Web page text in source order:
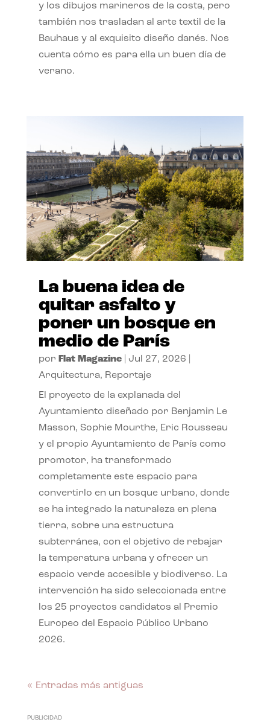
y los dibujos marineros de la costa, pero
también nos trasladan al arte textil de la
Bauhaus y al exquisito diseño danés. Nos
cuenta cómo es para ella un buen día de
verano.
La buena idea de
quitar asfalto y
poner un bosque en
medio de París
por Flat Magazine| Jul 27, 2026
Arquitectura, Reportaje
El proyecto de la explanada del
Ayuntamiento diseñado por Benjamin Le
Masson, Sophie Mourthe, Eric Rousseau
y el propio Ayuntamiento de París como
promotor, ha transformado
completamente este espacio para
convertirlo en un bosque urbano, donde
se ha integrado la naturaleza en plena
tierra, sobre una estructura
subterránea, con el objetivo de rebajar
la temperatura urbana y ofrecer un
espacio verde accesible y biodiverso. La
intervención ha sido seleccionada entre
los 25 proyectos candidatos al Premio
Europeo del Espacio Público Urbano
2026.
« Entradas más antiguas
PUBLICIDAD